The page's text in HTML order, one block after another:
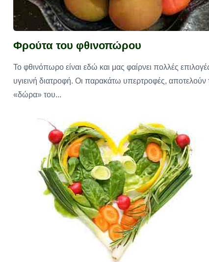
Φρούτα του φθινοπώρου
Το φθινόπωρο είναι εδώ και μας φαίρνει πολλές
υγιεινή διατροφή. Οι παρακάτω υπερτροφές, αποτελούν
«δώρα» του...